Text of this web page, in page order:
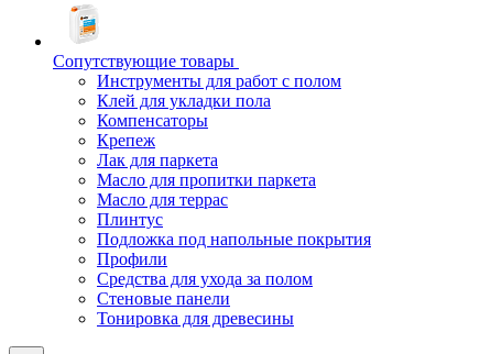
Сопутствующие товары
Инструменты для работ с полом
Клей для укладки пола
Компенсаторы
Крепеж
Лак для паркета
Масло для пропитки паркета
Масло для террас
Плинтус
Подложка под напольные покрытия
Профили
Средства для ухода за полом
Стеновые панели
Тонировка для древесины